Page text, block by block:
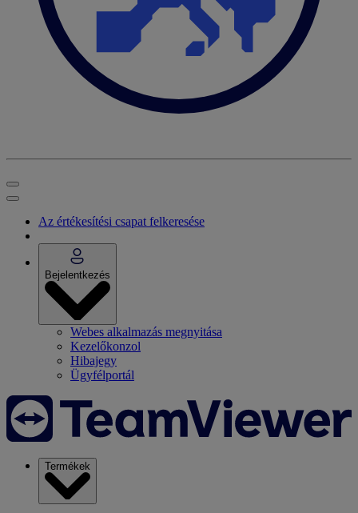
Az értékesítési csapat felkeresése
Bejelentkezés
Webes alkalmazás megnyitása
Kezelőkonzol
Hibajegy
Ügyfélportál
Termékek